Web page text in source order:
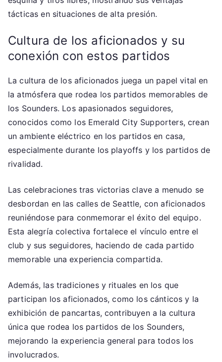
tácticas en situaciones de alta presión.
Cultura de los aficionados y su
conexión con estos partidos
La cultura de los aficionados juega un papel vital en
la atmósfera que rodea los partidos memorables de
los Sounders. Los apasionados seguidores,
conocidos como los Emerald City Supporters, crean
un ambiente eléctrico en los partidos en casa,
especialmente durante los playoffs y los partidos de
rivalidad.
Las celebraciones tras victorias clave a menudo se
desbordan en las calles de Seattle, con aficionados
reuniéndose para conmemorar el éxito del equipo.
Esta alegría colectiva fortalece el vínculo entre el
club y sus seguidores, haciendo de cada partido
memorable una experiencia compartida.
Además, las tradiciones y rituales en los que
participan los aficionados, como los cánticos y la
exhibición de pancartas, contribuyen a la cultura
única que rodea los partidos de los Sounders,
mejorando la experiencia general para todos los
involucrados.